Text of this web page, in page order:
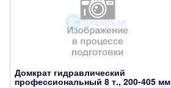
Домкрат гидравлический
профессиональный 8 т., 200-405 мм